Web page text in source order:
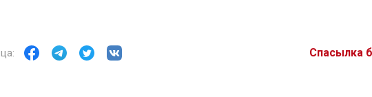
Спасылка